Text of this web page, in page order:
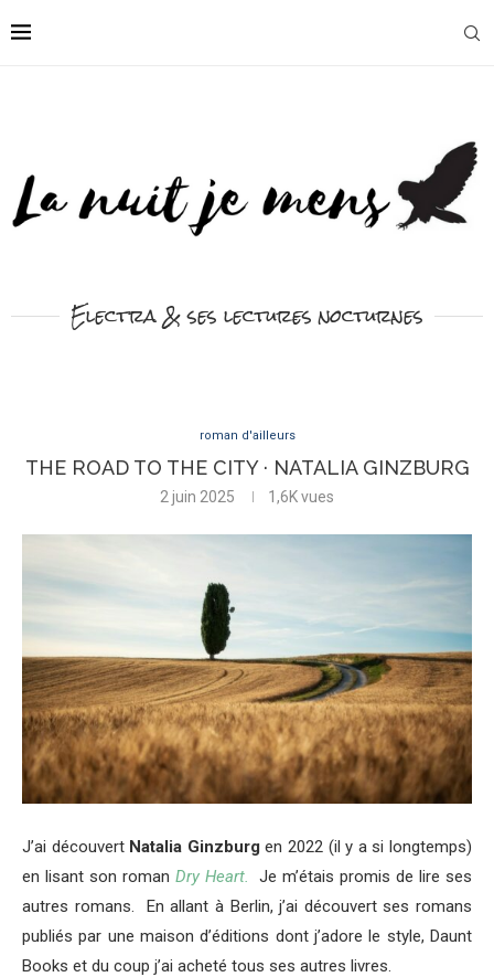
Electra & ses lectures nocturnes
roman d'ailleurs
THE ROAD TO THE CITY · NATALIA GINZBURG
2 juin 2025 1,6Kvues
J’ai découvert Natalia Ginzburg en 2022 (il y a si longtemps)
en lisant son roman Dry Heart.
Je m’étais promis de lire ses
autres romans. En allant à Berlin, j’ai découvert ses romans
publiés par une maison d’éditions dont j’adore le style, Daunt
Books et du coup j’ai acheté tous ses autres livres.